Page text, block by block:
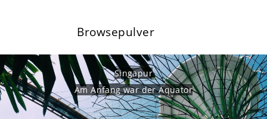
Browsepulver
Singapur
Am Anfang war der Äquator